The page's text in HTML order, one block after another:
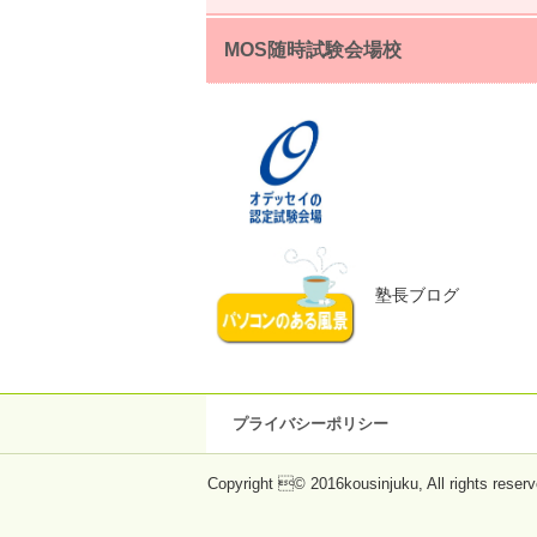
MOS随時試験会場校
塾長ブログ
プライバシーポリシー
Copyright © 2016kousinjuku, All rights